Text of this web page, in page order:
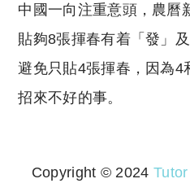
中國一向注重意頭，農曆
貼夠8張揮春有着「發」
避免只貼4張揮春，因為4
招來不好的事。
Copyright © 2024